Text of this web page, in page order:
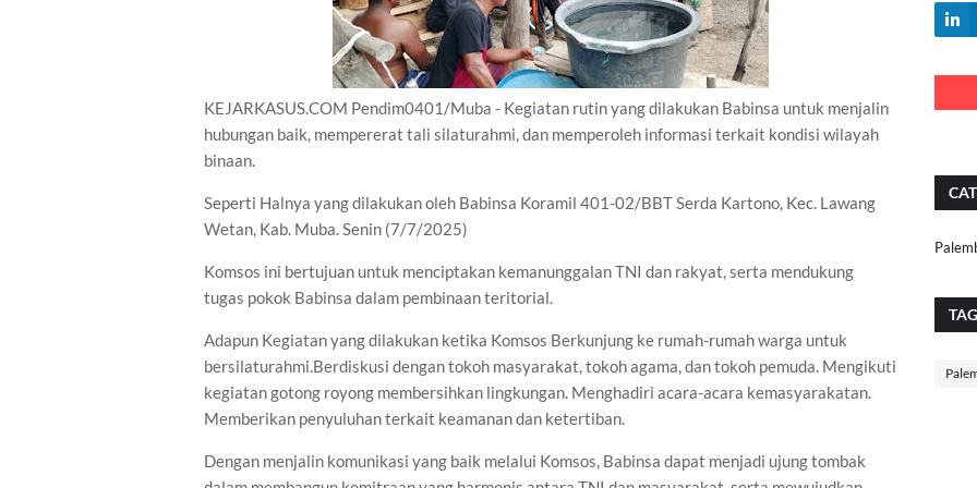
KEJARKASUS.COM Pendim0401/Muba - Kegiatan rutin yang dilakukan Babinsa untuk menjalin
hubungan baik, mempererat tali silaturahmi, dan memperoleh informasi terkait kondisi wilayah
binaan.
Seperti Halnya yang dilakukan oleh Babinsa Koramil 401-02/BBT Serda Kartono, Kec. Lawang
Wetan, Kab. Muba. Senin (7/7/2025)
Komsos ini bertujuan untuk menciptakan kemanunggalan TNI dan rakyat, serta mendukung
tugas pokok Babinsa dalam pembinaan teritorial.
Adapun Kegiatan yang dilakukan ketika Komsos Berkunjung ke rumah-rumah warga untuk
bersilaturahmi.Berdiskusi dengan tokoh masyarakat, tokoh agama, dan tokoh pemuda. Mengikuti
kegiatan gotong royong membersihkan lingkungan. Menghadiri acara-acara kemasyarakatan.
Memberikan penyuluhan terkait keamanan dan ketertiban.
Dengan menjalin komunikasi yang baik melalui Komsos, Babinsa dapat menjadi ujung tombak